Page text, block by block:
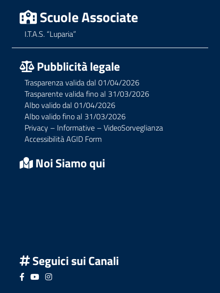
Scuole Associate
I.T.A.S. “Luparia”
Pubblicità legale
Trasparenza valida dal 01/04/2026
Trasparente valida fino al 31/03/2026
Albo valido dal 01/04/2026
Albo valido fino al 31/03/2026
Privacy – Informative – VideoSorveglianza
Accessibilità AGID Form
Noi Siamo qui
Seguici sui Canali
Seguici su Facebook
Seguici su YouTube
Seguici su Instagram